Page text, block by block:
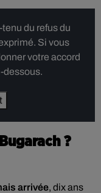
du refus du
Si vous
votre accord
dessous.
?
arrivée, dix ans